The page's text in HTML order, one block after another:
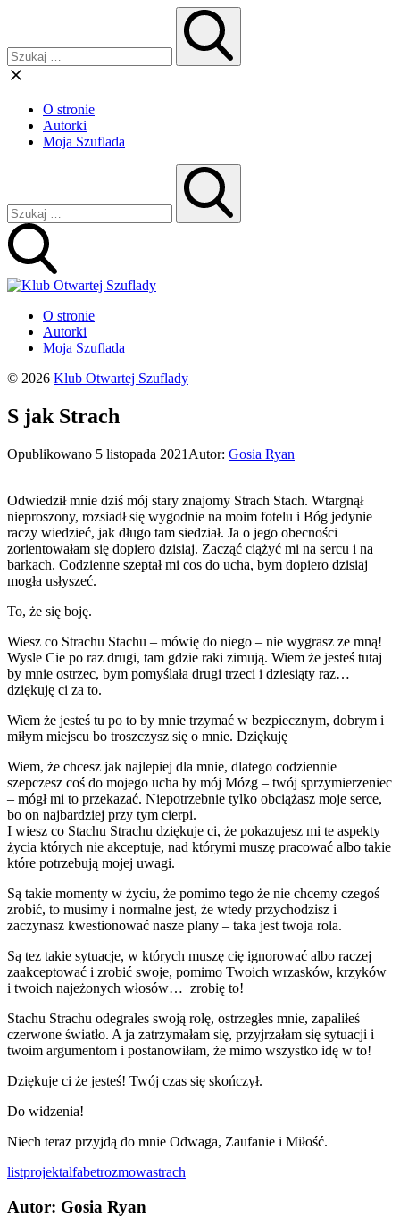
O stronie
Autorki
Moja Szuflada
O stronie
Autorki
Moja Szuflada
© 2026 Klub Otwartej Szuflady
S jak Strach
Opublikowano 5 listopada 2021 Autor: Gosia Ryan
Odwiedził mnie dziś mój stary znajomy Strach Stach. Wtargnął
nieproszony, rozsiadł się wygodnie na moim fotelu i Bóg jedynie
raczy wiedzieć, jak długo tam siedział. Ja o jego obecności
zorientowałam się dopiero dzisiaj. Zacząć ciążyć mi na sercu i na
barkach. Codzienne szeptał mi cos do ucha, bym dopiero dzisiaj
mogła usłyszeć.
To, że się boję.
Wiesz co Strachu Stachu – mówię do niego – nie wygrasz ze mną!
Wysle Cie po raz drugi, tam gdzie raki zimują. Wiem że jesteś tutaj
by mnie ostrzec, bym pomyślała drugi trzeci i dziesiąty raz…
dziękuję ci za to.
Wiem że jesteś tu po to by mnie trzymać w bezpiecznym, dobrym i
miłym miejscu bo troszczysz się o mnie. Dziękuję
Wiem, że chcesz jak najlepiej dla mnie, dlatego codziennie
szepczesz coś do mojego ucha by mój Mózg – twój sprzymierzeniec
– mógł mi to przekazać. Niepotrzebnie tylko obciążasz moje serce,
bo on najbardziej przy tym cierpi.
I wiesz co Stachu Strachu dziękuje ci, że pokazujesz mi te aspekty
życia których nie akceptuje, nad którymi muszę pracować albo takie
które potrzebują mojej uwagi.
Są takie momenty w życiu, że pomimo tego że nie chcemy czegoś
zrobić, to musimy i normalne jest, że wtedy przychodzisz i
zaczynasz kwestionować nasze plany – taka jest twoja rola.
Są tez takie sytuacje, w których muszę cię ignorować albo raczej
zaakceptować i zrobić swoje, pomimo Twoich wrzasków, krzyków
i twoich najeżonych włosów… zrobię to!
Stachu Strachu odegrales swoją rolę, ostrzegłes mnie, zapaliłeś
czerwone światło. A ja zatrzymałam się, przyjrzałam się sytuacji i
twoim argumentom i postanowiłam, że mimo wszystko idę w to!
Dziękuje ci że jesteś! Twój czas się skończył.
Do widzenia!
Niech teraz przyjdą do mnie Odwaga, Zaufanie i Miłość.
listprojektalfabetrozmowastrach
Autor: Gosia Ryan